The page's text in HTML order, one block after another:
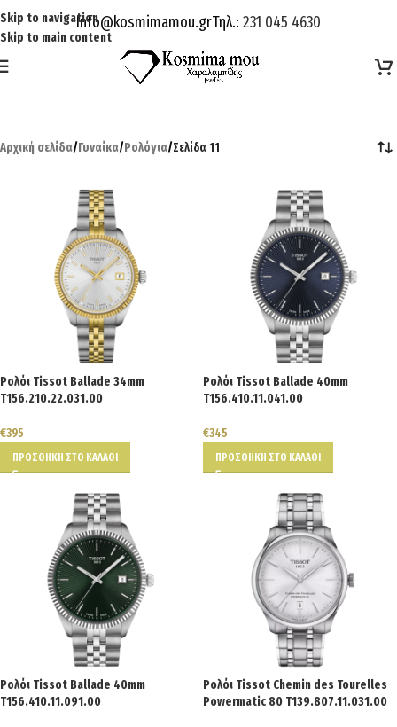
Skip to navigation
Skip to main content
Info@kosmimamou.grΤηλ.: 231 045 4630
Αρχική σελίδα/Γυναίκα/Ρολόγια/Σελίδα 11
Ρολόι Tissot Ballade 34mm
T156.210.22.031.00
€395
ΠΡΟΣΘΉΚΗ ΣΤΟ ΚΑΛΆΘΙ
Ρολόι Tissot Ballade 40mm
T156.410.11.041.00
€345
ΠΡΟΣΘΉΚΗ ΣΤΟ ΚΑΛΆΘΙ
Ρολόι Tissot Ballade 40mm
T156.410.11.091.00
Ρολόι Tissot Chemin des Tourelles
Powermatic 80 T139.807.11.031.00